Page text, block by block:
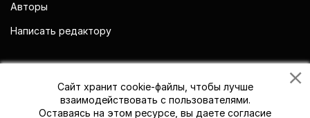
Авторы
Написать редактору
Сайт хранит cookie-файлы, чтобы лучше
взаимодействовать с пользователями.
Оставаясь на этом ресурсе, вы даете согласие